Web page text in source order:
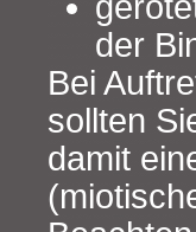
der
Bei
sollten
damit